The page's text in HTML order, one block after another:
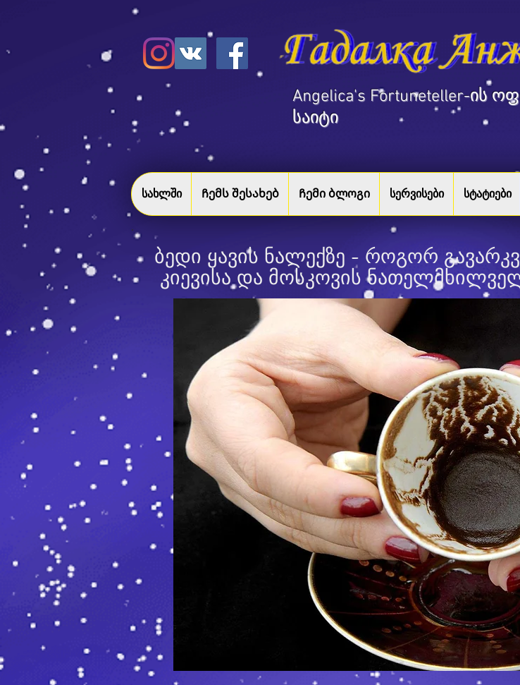
​Angelica's Fortuneteller-ის
საიტი
სახლში Ჩემს შესახებ Ჩემი ბლოგი სერვისები სტატიები
ბედი ყავის ნალექზე - როგორ
კიევისა და მოსკოვის